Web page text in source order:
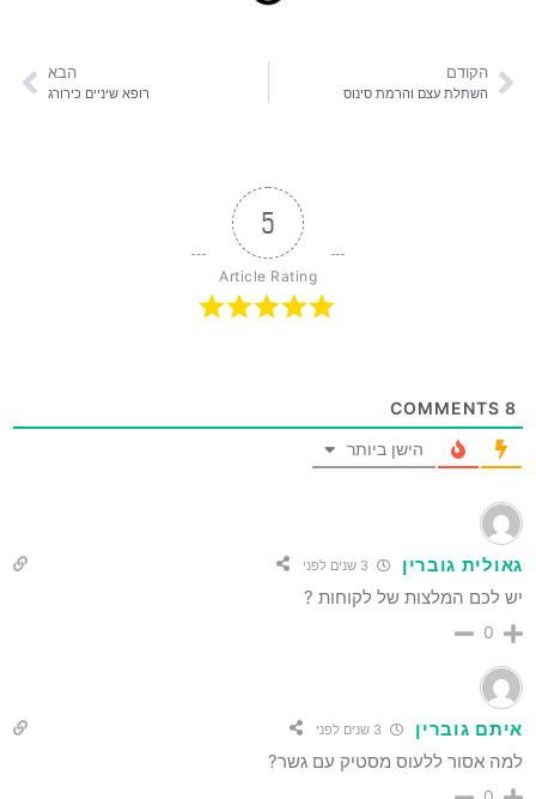
הקודם
השתלת עצם והרמת סינוס
הבא
רופא שיניים כירורג
5
Article Rating
8
הישן ביותר
גאולית גוברין
יש לכם המלצות של לקוחות ?
0
איתם גוברין
למה אסור ללעוס מסטיק עם גשר?